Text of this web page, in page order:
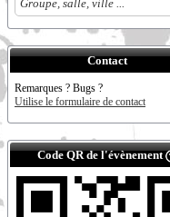
Contact
Remarques ? Bugs ?
Utilise le formulaire de contact
Code QR de l'évènement